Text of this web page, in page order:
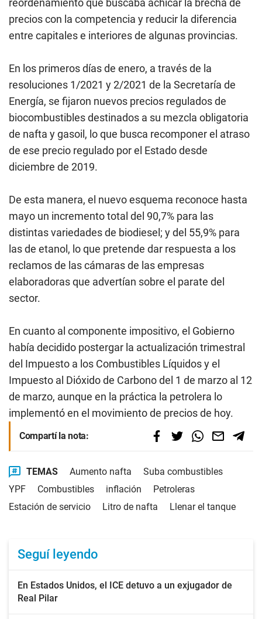
reordenamiento que buscaba achicar la brecha de
precios con la competencia y reducir la diferencia
entre capitales e interiores de algunas provincias.
En los primeros días de enero, a través de la
resoluciones 1/2021 y 2/2021 de la Secretaría de
Energía, se fijaron nuevos precios regulados de
biocombustibles destinados a su mezcla obligatoria
de nafta y gasoil, lo que busca recomponer el atraso
de ese precio regulado por el Estado desde
diciembre de 2019.
De esta manera, el nuevo esquema reconoce hasta
mayo un incremento total del 90,7% para las
distintas variedades de biodiesel; y del 55,9% para
las de etanol, lo que pretende dar respuesta a los
reclamos de las cámaras de las empresas
elaboradoras que advertían sobre el parate del
sector.
En cuanto al componente impositivo, el Gobierno
había decidido postergar la actualización trimestral
del Impuesto a los Combustibles Líquidos y el
Impuesto al Dióxido de Carbono del 1 de marzo al 12
de marzo, aunque en la práctica la petrolera lo
implementó en el movimiento de precios de hoy.
Compartí la nota:
TEMAS Aumento nafta
Suba combustibles
YPF
Combustibles inflación
Petroleras
Estación de servicio
Litro de nafta Llenar el tanque
Seguí leyendo
En Estados Unidos, el ICE detuvo a un exjugador de
Real Pilar